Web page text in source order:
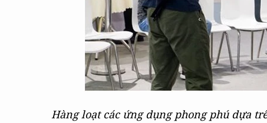
Hàng loạt các ứng dụng phong phú dựa